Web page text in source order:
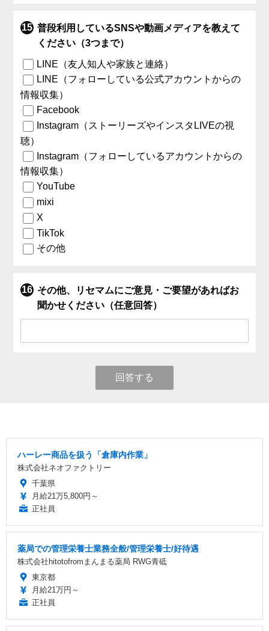
普段利用しているSNSや動画メディアを教えて
ください（3つまで）
LINE（友人知人や家族と連絡）
LINE（フォローしている公式アカウントからの
情報収集）
Facebook
Instagram（ストーリーズやインスタLIVEの視
聴）
Instagram（フォローしているアカウントからの
情報収集）
YouTube
mixi
X
TikTok
その他
その他、リセマムにご意見・ご要望があればお
聞かせください（任意回答）
回答する
ハーレー商品を扱う「倉庫内作業」
株式会社ネオファクトリー
千葉県
月給21万5,800円～
正社員
薬局での管理栄養士業務全般/管理栄養士/好待遇
株式会社hitotofromまんまる薬局 RWG青砥
東京都
月給21万円～
正社員